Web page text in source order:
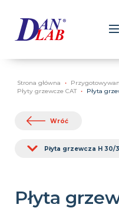
Strona główna
Płyty grzewcze CAT
Płyta
Wróć
Płyta grzewcza H 30/
Płyta